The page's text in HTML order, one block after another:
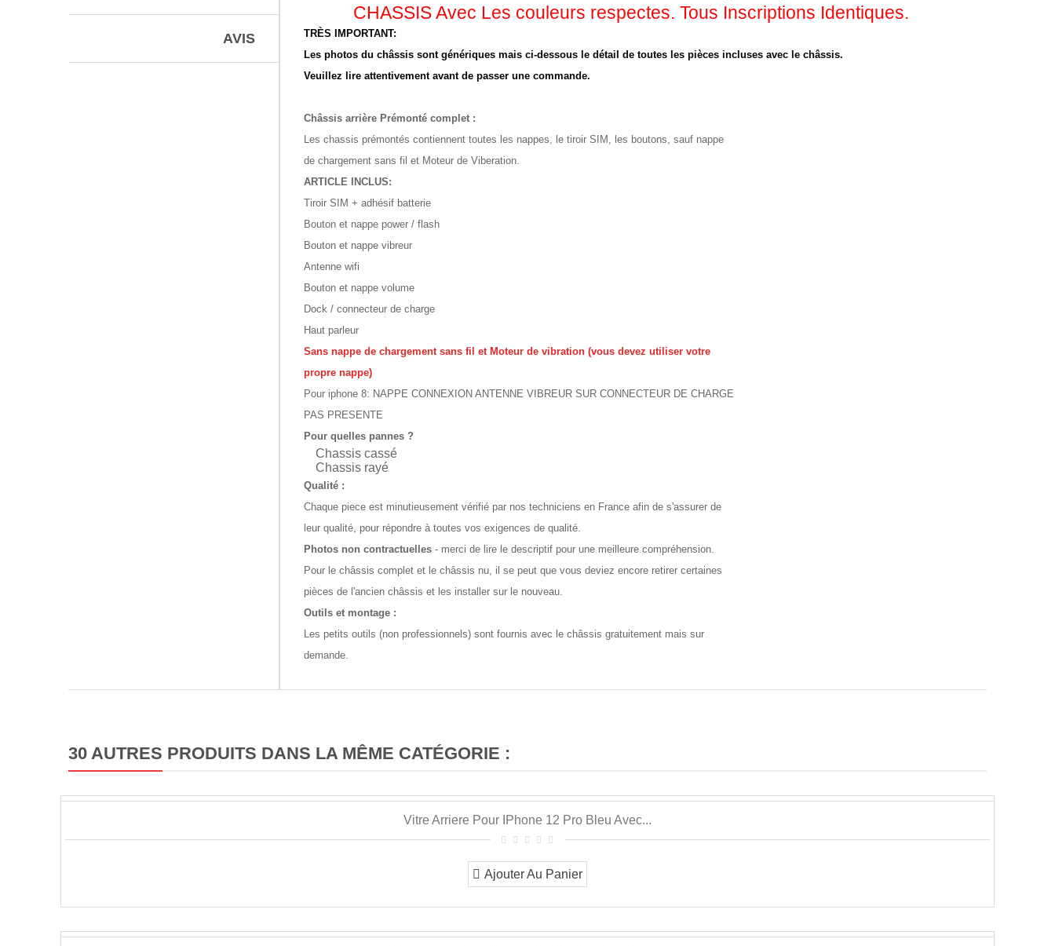
AVIS
CHASSIS Avec Les couleurs respectes. Tous Inscriptions Identiques.
TRÈS IMPORTANT:
Les photos du châssis sont génériques mais ci-dessous le détail de toutes les pièces incluses avec le châssis.
Veuillez lire attentivement avant de passer une commande.
Châssis arrière Prémonté complet :
Les chassis prémontés contiennent toutes les nappes, le tiroir SIM, les boutons, sauf nappe
de chargement sans fil et Moteur de Viberation.
ARTICLE INCLUS:
Tiroir SIM + adhésif batterie
Bouton et nappe power / flash
Bouton et nappe vibreur
Antenne wifi
Bouton et nappe volume
Dock / connecteur de charge
Haut parleur
Sans nappe de chargement sans fil et Moteur de vibration (vous devez utiliser votre
propre nappe)
Pour iphone 8: NAPPE CONNEXION ANTENNE VIBREUR SUR CONNECTEUR DE CHARGE
PAS PRESENTE
Pour quelles pannes ?
Chassis cassé
Chassis rayé
Qualité :
Chaque piece est minutieusement vérifié par nos techniciens en France afin de s'assurer de
leur qualité, pour répondre à toutes vos exigences de qualité.
Photos non contractuelles - merci de lire le descriptif pour une meilleure compréhension.
Pour le châssis complet et le châssis nu, il se peut que vous deviez encore retirer certaines
pièces de l'ancien châssis et les installer sur le nouveau.
Outils et montage :
Les petits outils (non professionnels) sont fournis avec le châssis gratuitement mais sur
demande.
30 AUTRES PRODUITS DANS LA MÊME CATÉGORIE :
Vitre Arriere Pour IPhone 12 Pro Bleu Avec...
Ajouter Au Panier